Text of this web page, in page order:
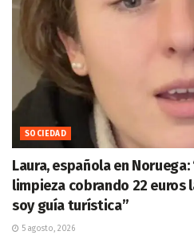
SOCIEDAD
Laura, española en
limpieza cobrando 22 euros
soy guía turística”
5 agosto, 2026